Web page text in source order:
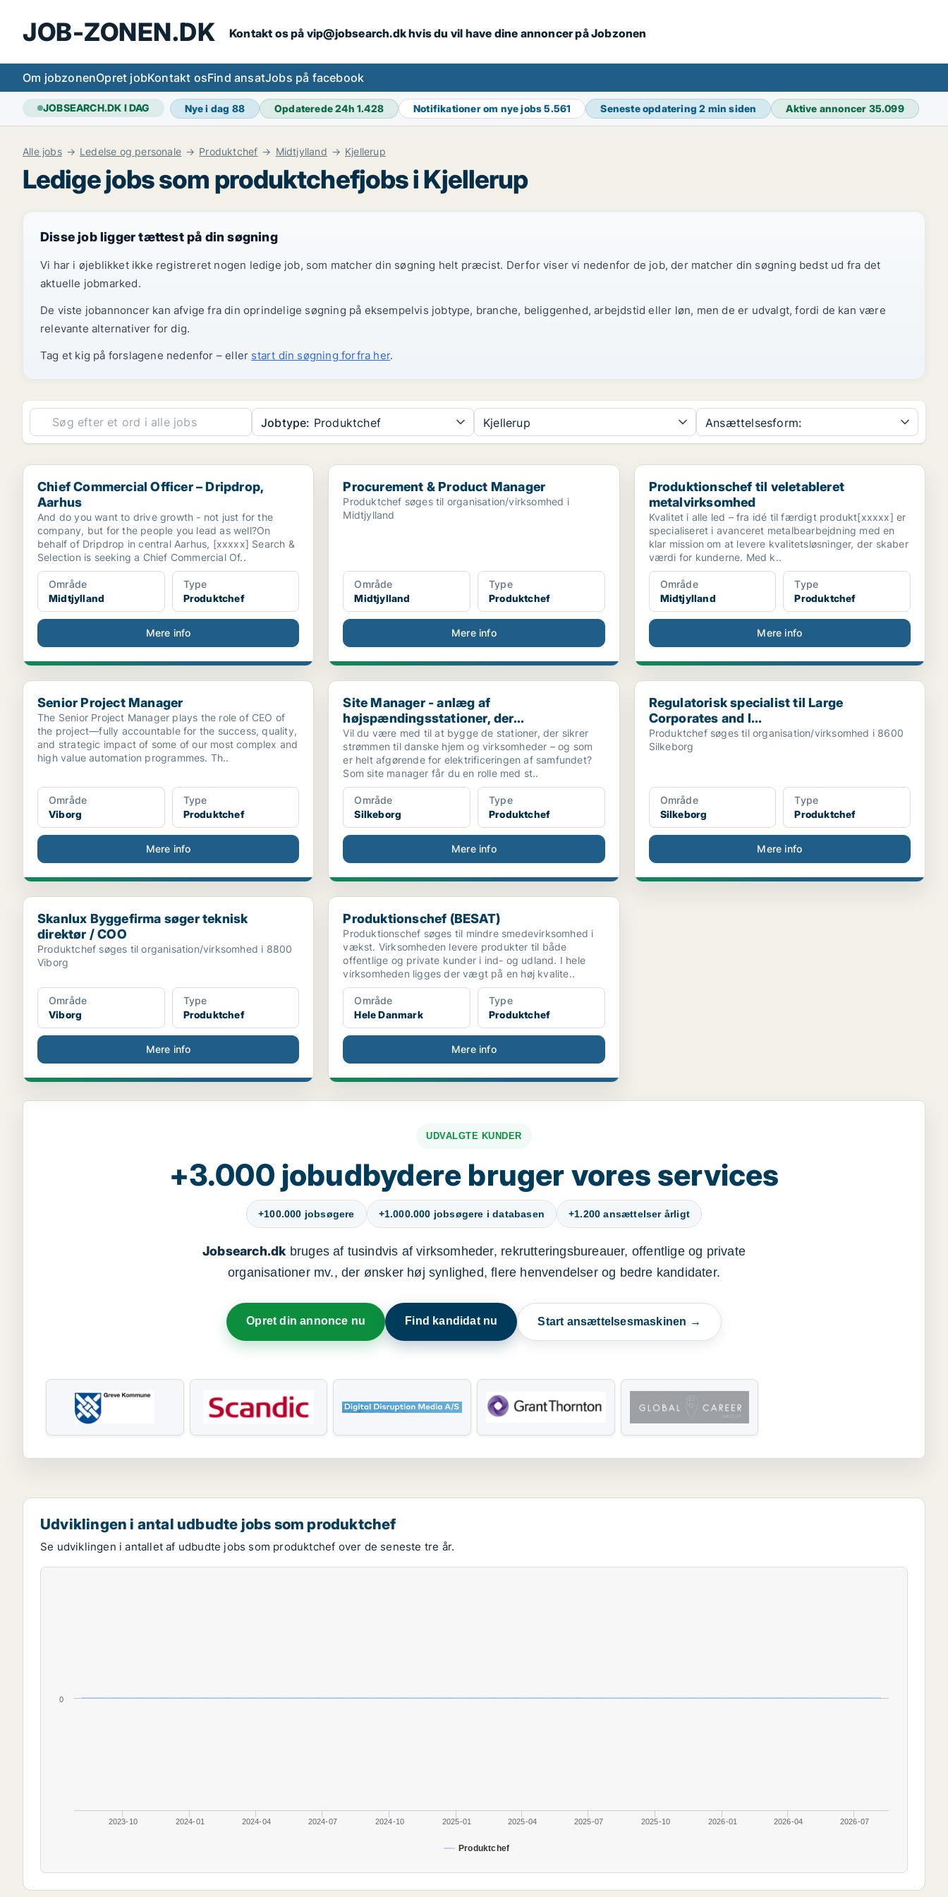
JOB-ZONEN.DK Kontakt os på vip@jobsearch.dk hvis du vil have dine annoncer på Jobzonen
Om jobzonenOpret jobKontakt osFind ansatJobs på facebook
JOBSEARCH.DK I DAG Nye i dag 88 Opdaterede 24h1.428 Notifikationer om nye jobs5.561 Seneste opdatering2 min siden Aktive annoncer 35.099
Alle jobs Ledelse og personale Produktchef Midtjylland Kjellerup
Ledige jobs som produktchefjobs i Kjellerup
Disse job ligger tættest på din søgning
Vi har i øjeblikket ikke registreret nogen ledige job, som matcher din søgning helt præcist. Derfor viser vi nedenfor de job, der matcher din søgning bedst ud fra det
aktuelle jobmarked.
De viste jobannoncer kan afvige fra din oprindelige søgning på eksempelvis jobtype, branche, beliggenhed, arbejdstid eller løn, men de er udvalgt, fordi de kan være
relevante alternativer for dig.
Tag et kig på forslagene nedenfor – eller start din søgning forfra her.
Jobtype: Produktchef Kjellerup Ansættelsesform:
Chief Commercial Officer – Dripdrop, Aarhus
Chief Commercial Officer – Dripdrop,
Aarhus
And do you want to drive growth - not just for the
company, but for the people you lead as well?On
behalf of Dripdrop in central Aarhus, [xxxxx] Search &
Selection is seeking a Chief Commercial Of..
Område
Midtjylland
Type
Produktchef
Mere info
Procurement & Product Manager
Procurement & Product Manager
Produktchef søges til organisation/virksomhed i
Midtjylland
Område
Midtjylland
Type
Produktchef
Mere info
Produktionschef til veletableret metalvirksomhed
Produktionschef til veletableret
metalvirksomhed
Kvalitet i alle led – fra idé til færdigt produkt[xxxxx] er
specialiseret i avanceret metalbearbejdning med en
klar mission om at levere kvalitetsløsninger, der skaber
værdi for kunderne. Med k..
Område
Midtjylland
Type
Produktchef
Mere info
Senior Project Manager
Senior Project Manager
The Senior Project Manager plays the role of CEO of
the project—fully accountable for the success, quality,
and strategic impact of some of our most complex and
high value automation programmes. Th..
Område
Viborg
Type
Produktchef
Mere info
Site Manager - anlæg af højspændingsstationer, der...
Site Manager - anlæg af
højspændingsstationer, der...
Vil du være med til at bygge de stationer, der sikrer
strømmen til danske hjem og virksomheder – og som
er helt afgørende for elektrificeringen af samfundet?
Som site manager får du en rolle med st..
Område
Silkeborg
Type
Produktchef
Mere info
Regulatorisk specialist til Large Corporates and I...
Regulatorisk specialist til Large
Corporates and I...
Produktchef søges til organisation/virksomhed i 8600
Silkeborg
Område
Silkeborg
Type
Produktchef
Mere info
Skanlux Byggefirma søger teknisk direktør / COO
Skanlux Byggefirma søger teknisk
direktør / COO
Produktchef søges til organisation/virksomhed i 8800
Viborg
Område
Viborg
Type
Produktchef
Mere info
Produktionschef (BESAT)
Produktionschef (BESAT)
Produktionschef søges til mindre smedevirksomhed i
vækst. Virksomheden levere produkter til både
offentlige og private kunder i ind- og udland. I hele
virksomheden ligges der vægt på en høj kvalite..
Område
Hele Danmark
Type
Produktchef
Mere info
UDVALGTE KUNDER
+3.000 jobudbydere bruger vores services
+100.000 jobsøgere +1.000.000 jobsøgere i databasen +1.200 ansættelser årligt
Jobsearch.dkbruges af tusindvis af virksomheder, rekrutteringsbureauer, offentlige og private
organisationer mv., der ønsker høj synlighed, flere henvendelser og bedre kandidater.
Opret din annonce nu Find kandidat nu Start ansættelsesmaskinen →
Udviklingen i antal udbudte jobs som produktchef
Se udviklingen i antallet af udbudte jobs som produktchef over de seneste tre år.
Produktchef
2023-10 2024-01 2024-04 2024-07 2024-10 2025-01 2025-04 2025-07 2025-10 2026-01 2026-04 2026-07
0